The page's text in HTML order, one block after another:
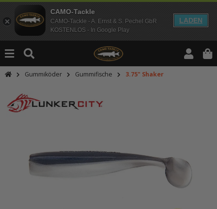
CAMO-Tackle
CAMO-Tackle - A. Ernst & S. Pechel GbR
KOSTENLOS - In Google Play
LADEN
Gummiköder Gummifische 3.75" Shaker